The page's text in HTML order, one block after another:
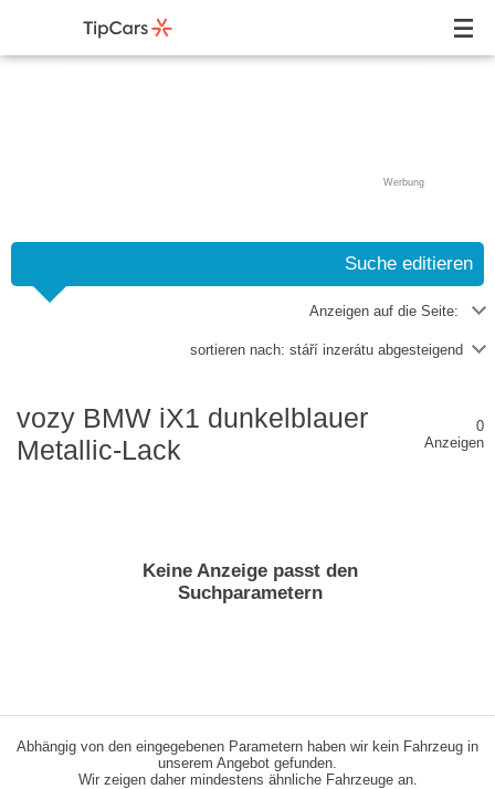
Werbung
Suche editieren
Anzeigen auf die Seite:
sortieren nach: stáří inzerátu abgesteigend
vozy BMW iX1 dunkelblauer
Metallic-Lack
0
Anzeigen
Keine Anzeige passt den
Suchparametern
Abhängig von den eingegebenen Parametern haben wir kein Fahrzeug in
unserem Angebot gefunden.
Wir zeigen daher mindestens ähnliche Fahrzeuge an.